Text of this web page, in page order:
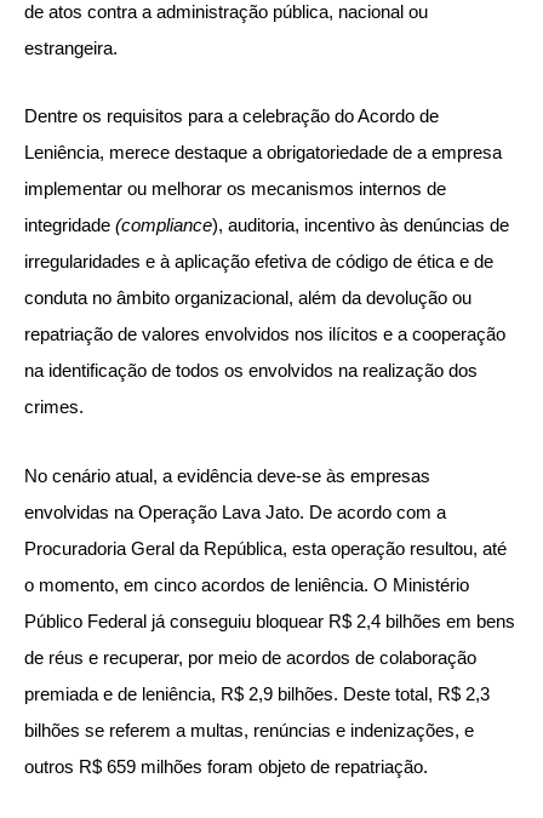
de atos contra a administração pública, nacional ou
estrangeira.
Dentre os requisitos para a celebração do Acordo de
Leniência, merece destaque a obrigatoriedade de a empresa
implementar ou melhorar os mecanismos internos de
integridade (compliance), auditoria, incentivo às denúncias de
irregularidades e à aplicação efetiva de código de ética e de
conduta no âmbito organizacional, além da devolução ou
repatriação de valores envolvidos nos ilícitos e a cooperação
na identificação de todos os envolvidos na realização dos
crimes.
No cenário atual, a evidência deve-se às empresas
envolvidas na Operação Lava Jato. De acordo com a
Procuradoria Geral da República, esta operação resultou, até
o momento, em cinco acordos de leniência. O Ministério
Público Federal já conseguiu bloquear R$ 2,4 bilhões em bens
de réus e recuperar, por meio de acordos de colaboração
premiada e de leniência, R$ 2,9 bilhões. Deste total, R$ 2,3
bilhões se referem a multas, renúncias e indenizações, e
outros R$ 659 milhões foram objeto de repatriação.